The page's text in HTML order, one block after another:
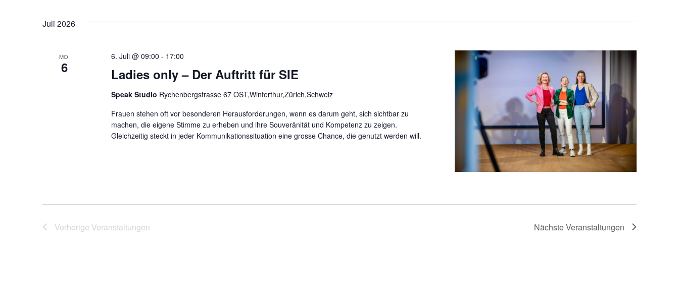
Juli 2026
MO.
6 Ladies only – Der Auftritt für SIE
6. Juli @ 09:00 - 17:00
Speak Studio Rychenbergstrasse 67 OST,Winterthur,Zürich,Schweiz
Frauen stehen oft vor besonderen Herausforderungen, wenn es darum geht, sich sichtbar zu
machen, die eigene Stimme zu erheben und ihre Souveränität und Kompetenz zu zeigen.
Gleichzeitig steckt in jeder Kommunikationssituation eine grosse Chance, die genutzt werden will.
Vorherige Veranstaltungen NächsteVeranstaltungen